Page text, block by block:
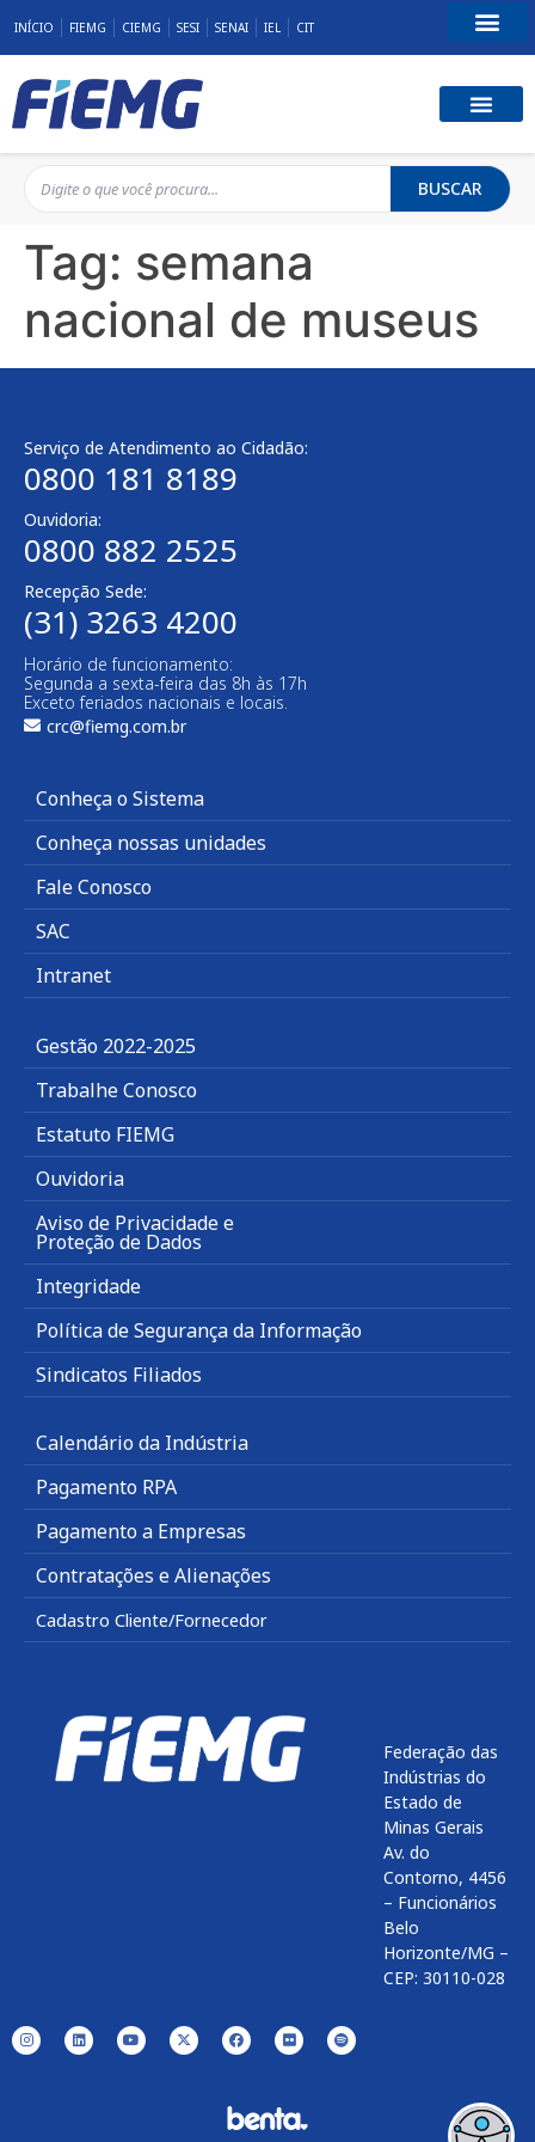
INÍCIO FIEMG CIEMG SESI SENAI IEL CIT
BUSCAR
Tag: semana
nacional de museus
Serviço de Atendimento ao Cidadão:
0800 181 8189
Ouvidoria:
0800 882 2525
Recepção Sede:
(31) 3263 4200
Horário de funcionamento:
Segunda a sexta-feira das 8h às 17h
Exceto feriados nacionais e locais.
crc@fiemg.com.br
Conheça o Sistema
Conheça nossas unidades
Fale Conosco
SAC
Intranet
Gestão 2022-2025
Trabalhe Conosco
Estatuto FIEMG
Ouvidoria
Aviso de Privacidade e
Proteção de Dados
Integridade
Política de Segurança da Informação
Sindicatos Filiados
Calendário da Indústria
Pagamento RPA
Pagamento a Empresas
Contratações e Alienações
Cadastro Cliente/Fornecedor
Federação das
Indústrias do
Estado de
Minas Gerais
Av. do
Contorno, 4456
– Funcionários
Belo
Horizonte/MG –
CEP: 30110-028